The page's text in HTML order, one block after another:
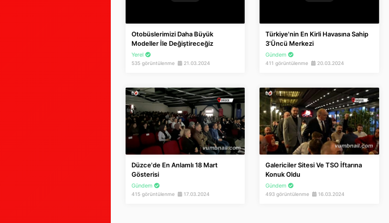
Otobüslerimizi Daha Büyük
Modeller İle Değiştireceğiz
Yerel
535 görüntülenme 21.03.2024
Türkiye'nin En Kirli Havasına Sahip
3'üncü Merkezi
Gündem
411 görüntülenme 20.03.2024
Düzce'de En Anlamlı 18 Mart
Gösterisi
Gündem
415 görüntülenme 17.03.2024
Galericiler Sitesi Ve TSO İftarına
Konuk Oldu
Gündem
493 görüntülenme 16.03.2024